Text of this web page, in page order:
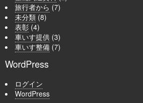
旅行者から (7)
未分類 (8)
表彰 (4)
車いす提供 (3)
車いす整備 (7)
WordPress
ログイン
WordPress